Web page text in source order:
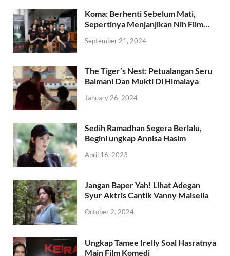
Koma: Berhenti Sebelum Mati,
Sepertinya Menjanjikan Nih Film…
September 21, 2024
The Tiger’s Nest: Petualangan Seru
Balmani Dan Mukti Di Himalaya
January 26, 2024
Sedih Ramadhan Segera Berlalu,
Begini ungkap Annisa Hasim
April 16, 2023
Jangan Baper Yah! Lihat Adegan
Syur Aktris Cantik Vanny Maisella
October 2, 2024
Ungkap Tamee Irelly Soal Hasratnya
Main Film Komedi